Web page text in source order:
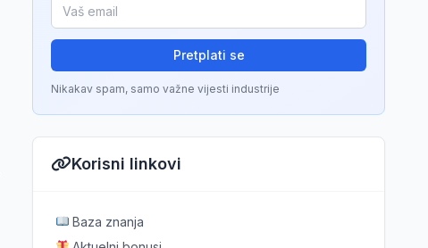
Pretplati se
Nikakav spam, samo važne vijesti industrije
Korisni linkovi
Baza znanja